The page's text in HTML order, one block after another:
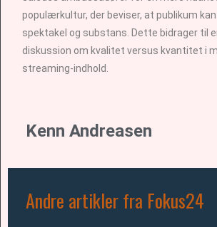
populærkultur, der beviser, at publikum
spektakel og substans. Dette bidrager til
diskussion om kvalitet versus kvantitet i
streaming-indhold.
Kenn Andreasen
Andre artikler fra Fokus24